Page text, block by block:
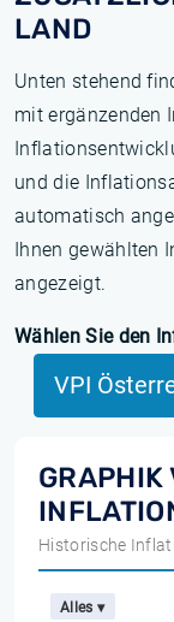
LAND
Unten stehend
mit ergänzenden
und die
automatisch
Ihnen gewählten
angezeigt.
Wählen Sie den
VPI
GRAPHIK
Historische
Alles ▾